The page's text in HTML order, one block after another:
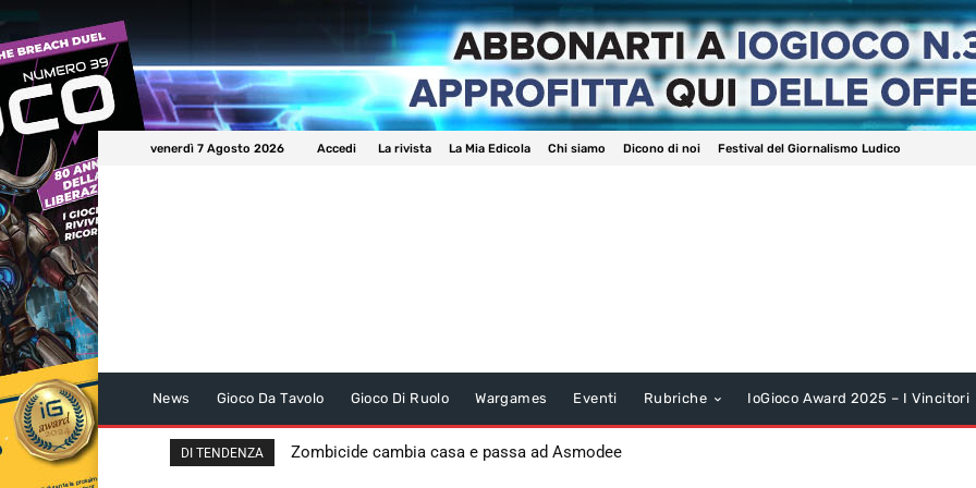
venerdì 7 Agosto 2026 Accedi La rivista La Mia Edicola Chi siamo Dicono di noi Festival del Giornalismo Ludico
News Gioco Da Tavolo Gioco Di Ruolo Wargames Eventi Rubriche IoGioco Award 2025 – I Vincitori
DI TENDENZA Zombicide cambia casa e passa ad Asmodee